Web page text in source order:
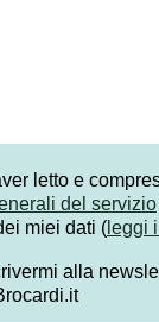
letto e
del servizio
miei dati ( leggi
alla